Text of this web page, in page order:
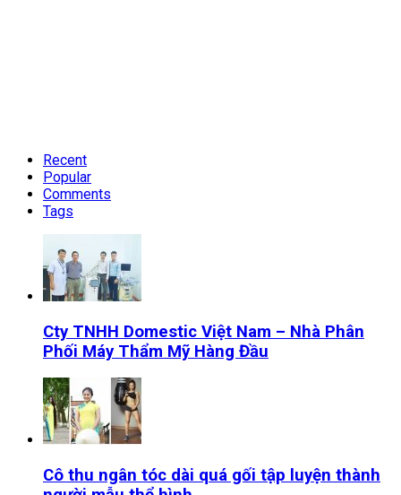
Recent
Popular
Comments
Tags
Cty TNHH Domestic Việt Nam – Nhà Phân
Phối Máy Thẩm Mỹ Hàng Đầu
Cô thu ngân tóc dài quá gối tập luyện thành